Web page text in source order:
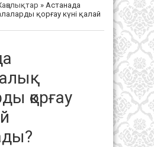
» Астанада
қорғау күні қалай
қорғау